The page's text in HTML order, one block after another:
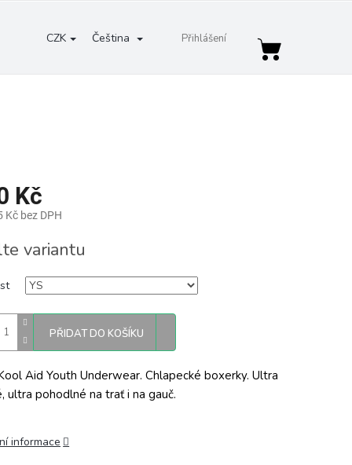
CZK Čeština Přihlášení
Nákupní
Kč
Kč bez DPH
variantu
PŘIDAT DO KOŠÍKU
Aid Youth Underwear. Chlapecké boxerky. Ultra
ultra pohodlné na trať i na gauč.
informace